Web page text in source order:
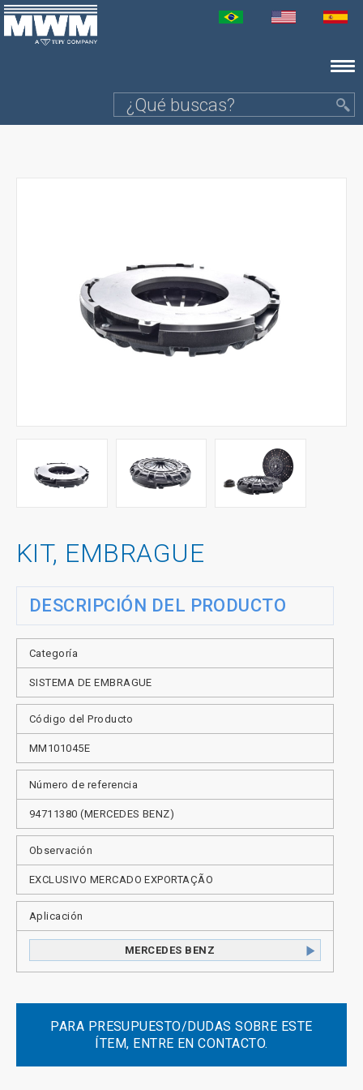
KIT, EMBRAGUE
DESCRIPCIÓN DEL PRODUCTO
Categoría
SISTEMA DE EMBRAGUE
Código del Producto
MM101045E
Número de referencia
94711380 (MERCEDES BENZ)
Observación
EXCLUSIVO MERCADO EXPORTAÇÃO
Aplicación
MERCEDES BENZ
PARA PRESUPUESTO/DUDAS SOBRE ESTE
ÍTEM, ENTRE EN CONTACTO.